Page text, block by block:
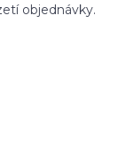
objednávky.